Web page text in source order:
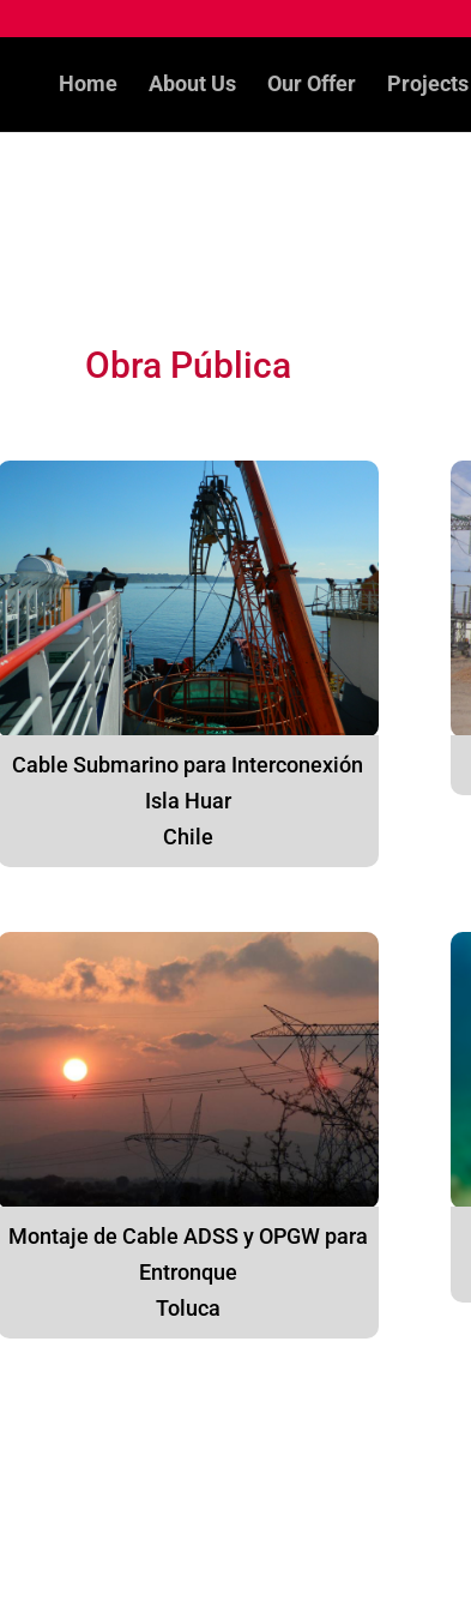
Home About Us Our Offer Projects
Obra Pública
Cable Submarino para Interconexión
Isla Huar
Chile
Montaje de Cable ADSS y OPGW para
Entronque
Toluca